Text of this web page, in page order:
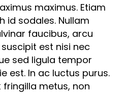
maximus. Etiam
id sodales. Nullam
faucibus, arcu
est nisi nec
sed ligula tempor
est. In ac luctus purus.
metus, non